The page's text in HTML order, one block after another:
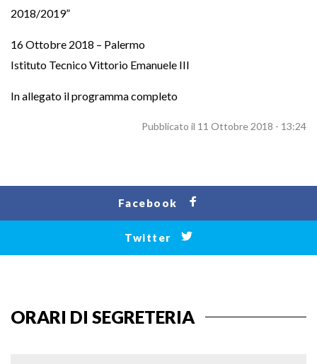
2018/2019”
16 Ottobre 2018 – Palermo
Istituto Tecnico Vittorio Emanuele III
In allegato il programma completo
Pubblicato il 11 Ottobre 2018 - 13:24
Facebook
Twitter
ORARI DI SEGRETERIA